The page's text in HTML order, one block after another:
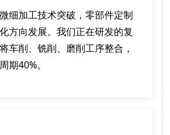
细加工技术突破，零部件定制
方向发展。我们正在研发的复
车削、铣削、磨削工序整合，
期40%。